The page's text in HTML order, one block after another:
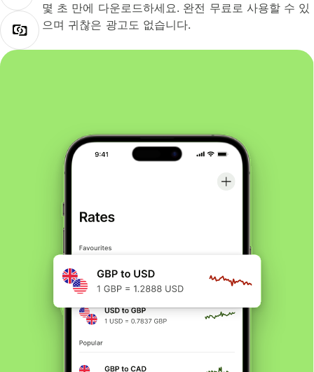
몇 초 만에 다운로드하세요. 완전 무료로 사용할 수 있
으며 귀찮은 광고도 없습니다.